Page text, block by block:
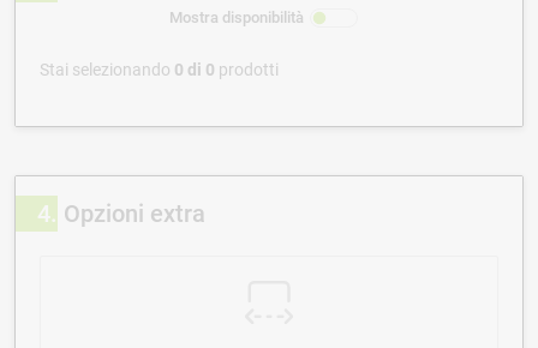
Mostra disponibilità
Stai selezionando 0 di 0 prodotti
4 Opzioni extra